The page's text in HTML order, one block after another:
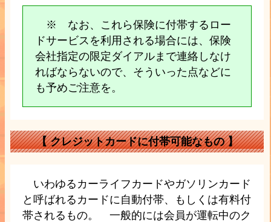
※ なお、これら保険に付帯するロー
ドサービスを利用される場合には、保険
会社指定の限定ダイアルまで連絡しなけ
ればならないので、そういった点などに
も予めご注意を。
【クレジットカードに付帯可能なもの】
いわゆるカーライフカードやガソリンカード
と呼ばれるカードに自動付帯、もしくは有料付
帯されるもの。 一般的には会員が運転中のク